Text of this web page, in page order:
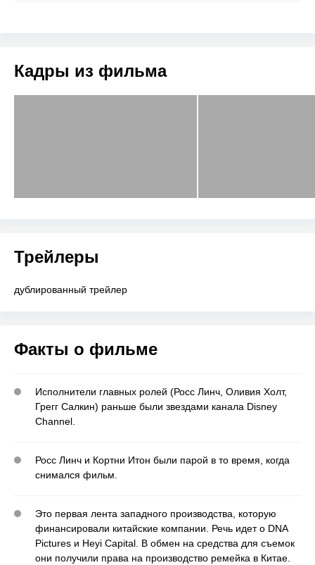
Кадры из фильма
Трейлеры
дублированный трейлер
Факты о фильме
Исполнители главных ролей (Росс Линч, Оливия Холт,
Грегг Салкин) раньше были звездами канала Disney
Channel.
Росс Линч и Кортни Итон были парой в то время, когда
снимался фильм.
Это первая лента западного производства, которую
финансировали китайские компании. Речь идет о DNA
Pictures и Heyi Capital. В обмен на средства для съемок
они получили права на производство ремейка в Китае.